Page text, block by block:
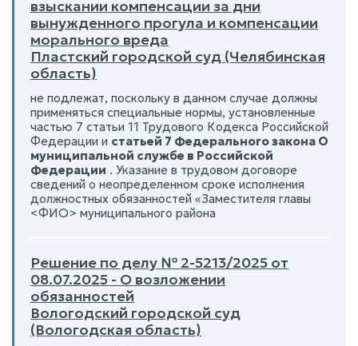
взыскании компенсации за дни
вынужденного прогула и компенсации
морального вреда
Пластский городской суд (Челябинская
область)
не подлежат, поскольку в данном случае должны
применяться специальные нормы, установленные
частью 7 статьи 11 Трудового Кодекса Российской
Федерации и статьей 7 Федерального закона О
муниципальной службе в Российской
Федерации . Указание в трудовом договоре
сведений о неопределенном сроке исполнения
должностных обязанностей «Заместителя главы
<ФИО> муниципального района
Решение по делу № 2-5213/2025 от
08.07.2025 - О возложении
обязанностей
Вологодский городской суд
(Вологодская область)